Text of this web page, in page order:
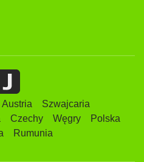
Austria
Szwajcaria
Czechy Węgry
Polska
Rumunia